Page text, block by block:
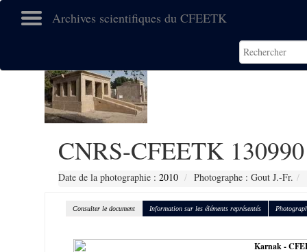
Archives scientifiques du CFEETK
CNRS-CFEETK 130990
Date de la photographie : 2010 Photographe : Gout J.-Fr.
Consulter le document Information sur les éléments représentés